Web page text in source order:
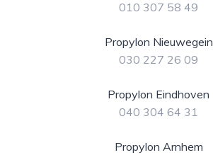
010 307 58 49
Propylon Nieuwegein
030 227 26 09
Propylon Eindhoven
040 304 64 31
Propylon Arnhem